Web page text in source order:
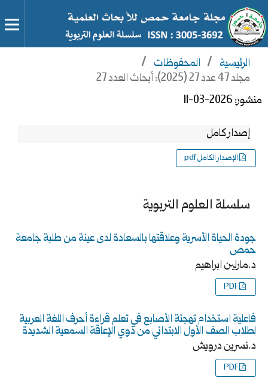
الرئيسية / المحفوظات /
مجلد 47 عدد 27 (2025): أبحاث العدد 27
منشور: 2026-03-11
إصدار كامل
الإصدار الكامل pdf
سلسلة العلوم التربوية
جودة الحياة الأسرية وعلاقتها بالسعادة لدى عينة من طلبة جامعة
حمص
د.مارلين ابراهيم
PDF
فاعلية استخدام تهجئة الأصابع في تعلم قراءة أحرف اللغة العربية
لطلاب الصف الأول الابتدائي من ذوي الإعاقة السمعية الشديدة
د.نسرين درويش
PDF